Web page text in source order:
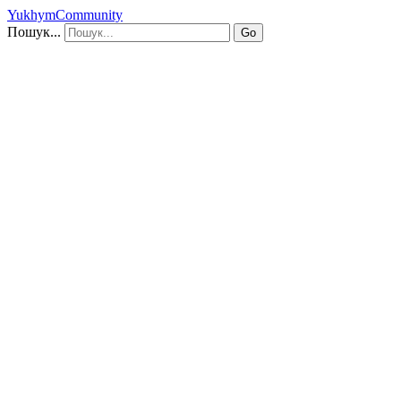
YukhymCommunity
Пошук...
Go